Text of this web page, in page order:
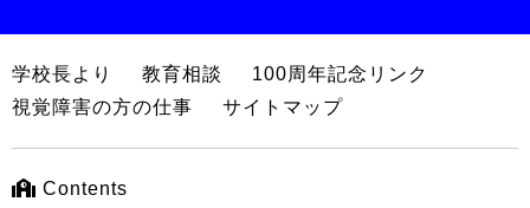
学校長より 教育相談
100周年記念リンク
視覚障害の方の仕事
サイトマップ
Contents